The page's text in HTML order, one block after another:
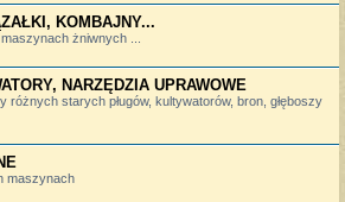
KOMBAJNY...
żniwnych ...
NARZĘDZIA UPRAWOWE
różnych starych pługów, kultywatorów, bron, głęboszy
maszynach